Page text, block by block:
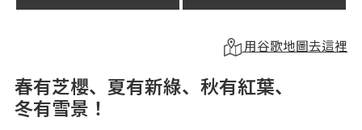
用谷歌地圖去這裡
春有芝櫻、夏有新綠、秋有紅葉、
冬有雪景！